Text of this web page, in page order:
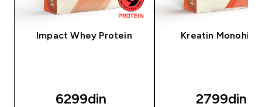
Impact Whey Protein
6299din‎
Kreatin
2799din‎